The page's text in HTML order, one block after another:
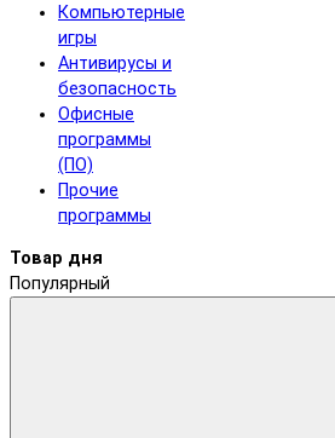
Компьютерные
игры
Антивирусы и
безопасность
Офисные
программы
(ПО)
Прочие
программы
Товар дня
Популярный